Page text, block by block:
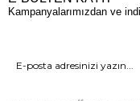
Kampanyalarımızdan ve